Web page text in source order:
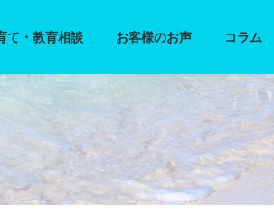
て・教育相談 お客様のお声 コラム